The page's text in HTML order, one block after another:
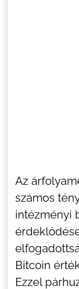
Az
számos
intézményi
Bitcoin
Ezzel